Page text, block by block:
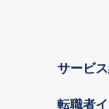
サービ
転職者